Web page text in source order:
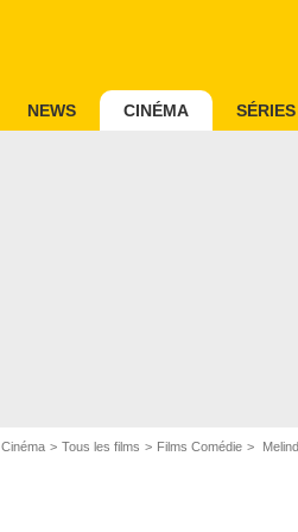
NEWS CINÉMA SÉRIES
Cinéma Tous les films Films Comédie